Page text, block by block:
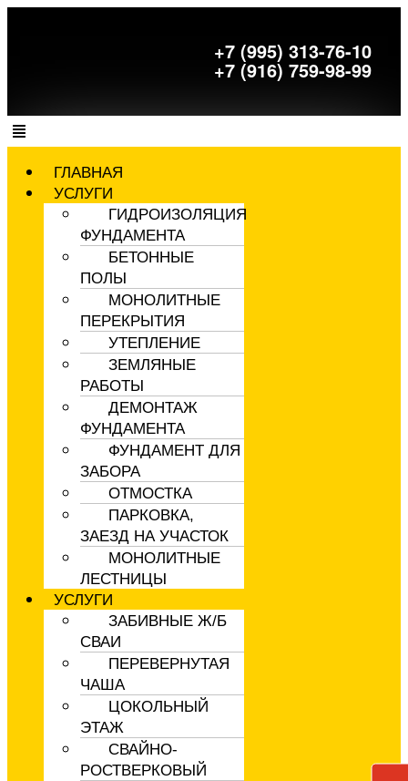
+7 (995) 313-76-10
+7 (916) 759-98-99
ГЛАВНАЯ
УСЛУГИ
ГИДРОИЗОЛЯЦИЯ
ФУНДАМЕНТА
БЕТОННЫЕ
ПОЛЫ
МОНОЛИТНЫЕ
ПЕРЕКРЫТИЯ
УТЕПЛЕНИЕ
ЗЕМЛЯНЫЕ
РАБОТЫ
ДЕМОНТАЖ
ФУНДАМЕНТА
ФУНДАМЕНТ ДЛЯ
ЗАБОРА
ОТМОСТКА
ПАРКОВКА,
ЗАЕЗД НА УЧАСТОК
МОНОЛИТНЫЕ
ЛЕСТНИЦЫ
УСЛУГИ
ЗАБИВНЫЕ Ж/Б
СВАИ
ПЕРЕВЕРНУТАЯ
ЧАША
ЦОКОЛЬНЫЙ
ЭТАЖ
СВАЙНО-
РОСТВЕРКОВЫЙ